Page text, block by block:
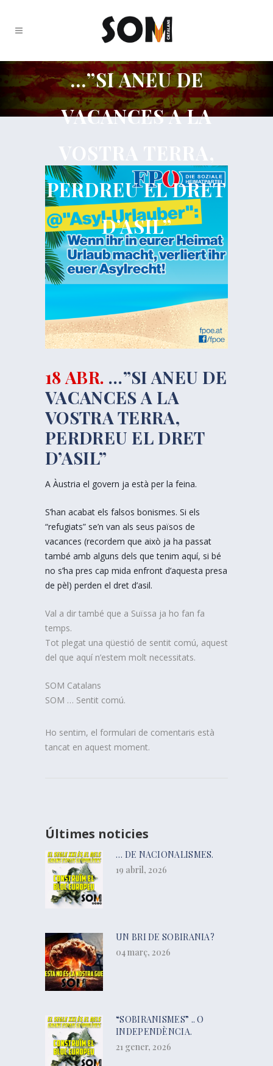
…”SI ANEU DE
VACANCES A LA
PERDREU EL DRET
D’ASIL”
18 ABR. …”SI ANEU DE
VACANCES A LA
VOSTRA TERRA,
PERDREU EL DRET
D’ASIL”
A Àustria el govern ja està per la feina.
S’han acabat els falsos bonismes. Si els
“refugiats” se’n van als seus països de
vacances (recordem que això ja ha passat
també amb alguns dels que tenim aquí, si bé
no s’ha pres cap mida enfront d’aquesta presa
de pèl) perden el dret d’asil.
Val a dir també que a Suïssa ja ho fan fa
temps.
Tot plegat una qüestió de sentit comú, aquest
del que aquí n’estem molt necessitats.
SOM Catalans
SOM … Sentit comú.
Ho sentim, el formulari de comentaris està
tancat en aquest moment.
Últimes noticies
… DE NACIONALISMES.
19 abril, 2026
UN BRI DE SOBIRANIA?
04 març, 2026
“SOBIRANISMES” .. O
INDEPENDÈNCIA.
21 gener, 2026